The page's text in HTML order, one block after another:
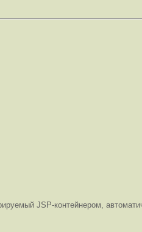
JSP-контейнером,